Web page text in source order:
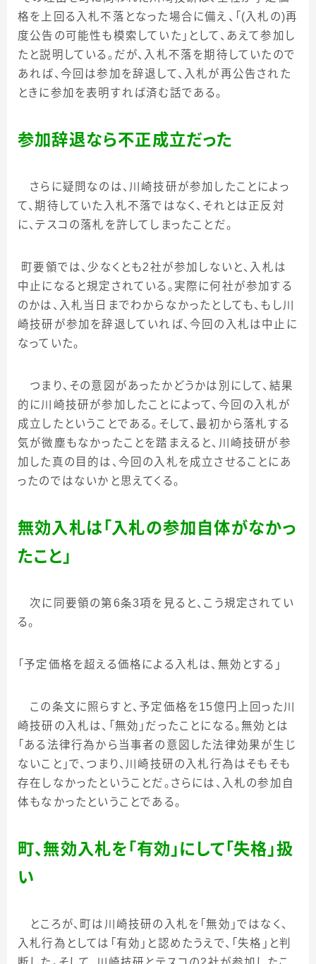
格を上回る入札不落となった場合に備え、「 ( 入札の)再
度公告の可能性も模索していた」として、あえて参加し
たと説明している。だが、入札不落を期待していたので
あれば、今回は参加を辞退して、入札が再公告された
ときに参加を表明すれば済む話である。
参加辞退なら不正成立だった
さらに疑問なのは、川崎技研が参加したことによっ
て、期待していた入札不落ではなく、それとは正反対
に、テスコの落札を許してしまったことだ。
町要領では、少なくとも2社が参加しないと、入札は
中止になると規定されている。実際に何社が参加する
のかは、入札当日までわからなかったとしても、もし川
崎技研が参加を辞退していれば、今回の入札は中止に
なっていた。
つまり、その意図があったかどうかは別にして、結果
的に川崎技研が参加したことによって、今回の入札が
成立したということである。そして、最初から落札する
気が微塵もなかったことを踏まえると、川崎技研が参
加した真の目的は、今回の入札を成立させることにあ
ったのではないかと思えてくる。
無効入札は「入札の参加自体がなかっ
たこと」
次に同要領の第6条3項を見ると、こう規定されてい
る。
「予定価格を超える価格による入札は、無効とする」
この条文に照らすと、予定価格を15億円上回った川
崎技研の入札は、「無効」だったことになる。無効とは
「ある法律行為から当事者の意図した法律効果が生じ
ないこと」で、つまり、川崎技研の入札行為はそもそも
存在しなかったということだ。さらには、入札の参加自
体もなかったということである。
町、無効入札を「有効」にして「失格」扱
い
ところが、町は川崎技研の入札を「無効」ではなく、
入札行為としては「有効」と認めたうえで、「失格」と判